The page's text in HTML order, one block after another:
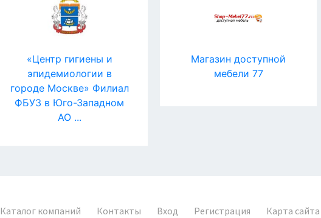
«Центр гигиены и
эпидемиологии в
городе Москве» Филиал
ФБУЗ в Юго-Западном
АО ...
Магазин доступной
мебели 77
Каталог компаний Контакты Вход Регистрация Карта сайта